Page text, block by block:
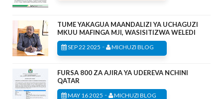
TUME YAKAGUA MAANDALIZI YA UCHAGUZI
MKUU MAFINGA MJI, WASISITIZWA WELEDI
SEP 22 2025 - MICHUZI BLOG
FURSA 800 ZA AJIRA YA UDEREVA NCHINI
QATAR
MAY 16 2025 - MICHUZI BLOG